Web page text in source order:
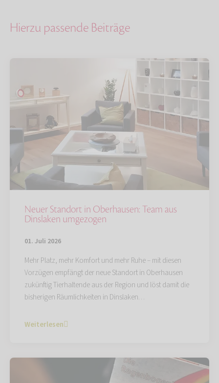
Hierzu passende Beiträge
Neuer Standort in Oberhausen: Team aus
Dinslaken umgezogen
01. Juli 2026
Mehr Platz, mehr Komfort und mehr Ruhe – mit diesen
Vorzügen empfängt der neue Standort in Oberhausen
zukünftig Tierhaltende aus der Region und löst damit die
bisherigen Räumlichkeiten in Dinslaken…
Weiterlesen